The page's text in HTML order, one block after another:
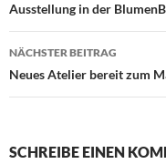
Ausstellung in der
NÄCHSTER BEITRAG
Neues Atelier bereit zum
SCHREIBE EINEN